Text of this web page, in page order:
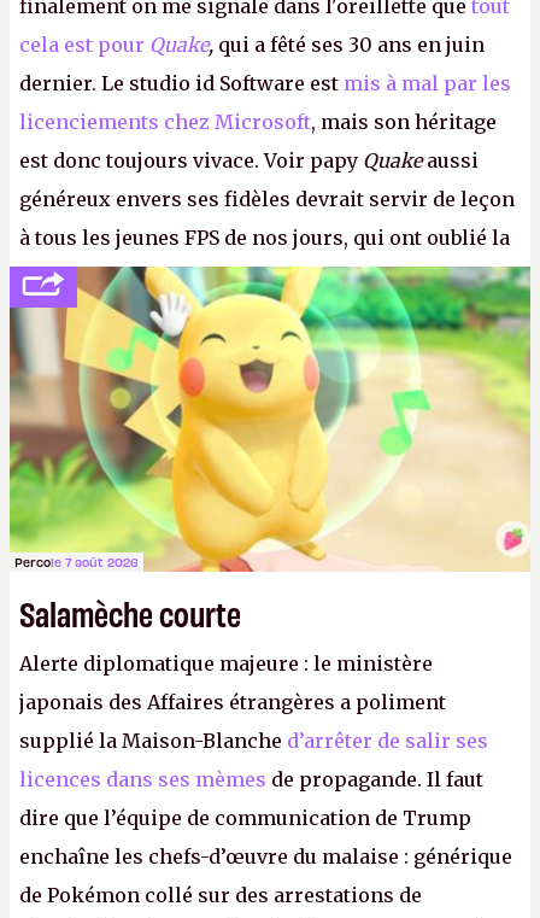
finalement on me signale dans l'oreillette que tout
cela est pour Quake, qui a fêté ses 30 ans en juin
dernier. Le studio id Software est mis à mal par les
licenciements chez Microsoft, mais son héritage
est donc toujours vivace. Voir papy Quakeaussi
généreux envers ses fidèles devrait servir de leçon
à tous les jeunes FPS de nos jours, qui ont oublié la
politesse et le respect envers leurs joueurs et les
anciens. Il leur faudrait une bonne guerre des
consoles à ces petits cons !
Percole 7 août 2026
Salamèche courte
Alerte diplomatique majeure : le ministère
japonais des Affaires étrangères a poliment
supplié la Maison-Blanche d’arrêter de salir ses
licences dans ses mèmes de propagande. Il faut
dire que l’équipe de communication de Trump
enchaîne les chefs-d’œuvre du malaise : générique
de Pokémon collé sur des arrestations de